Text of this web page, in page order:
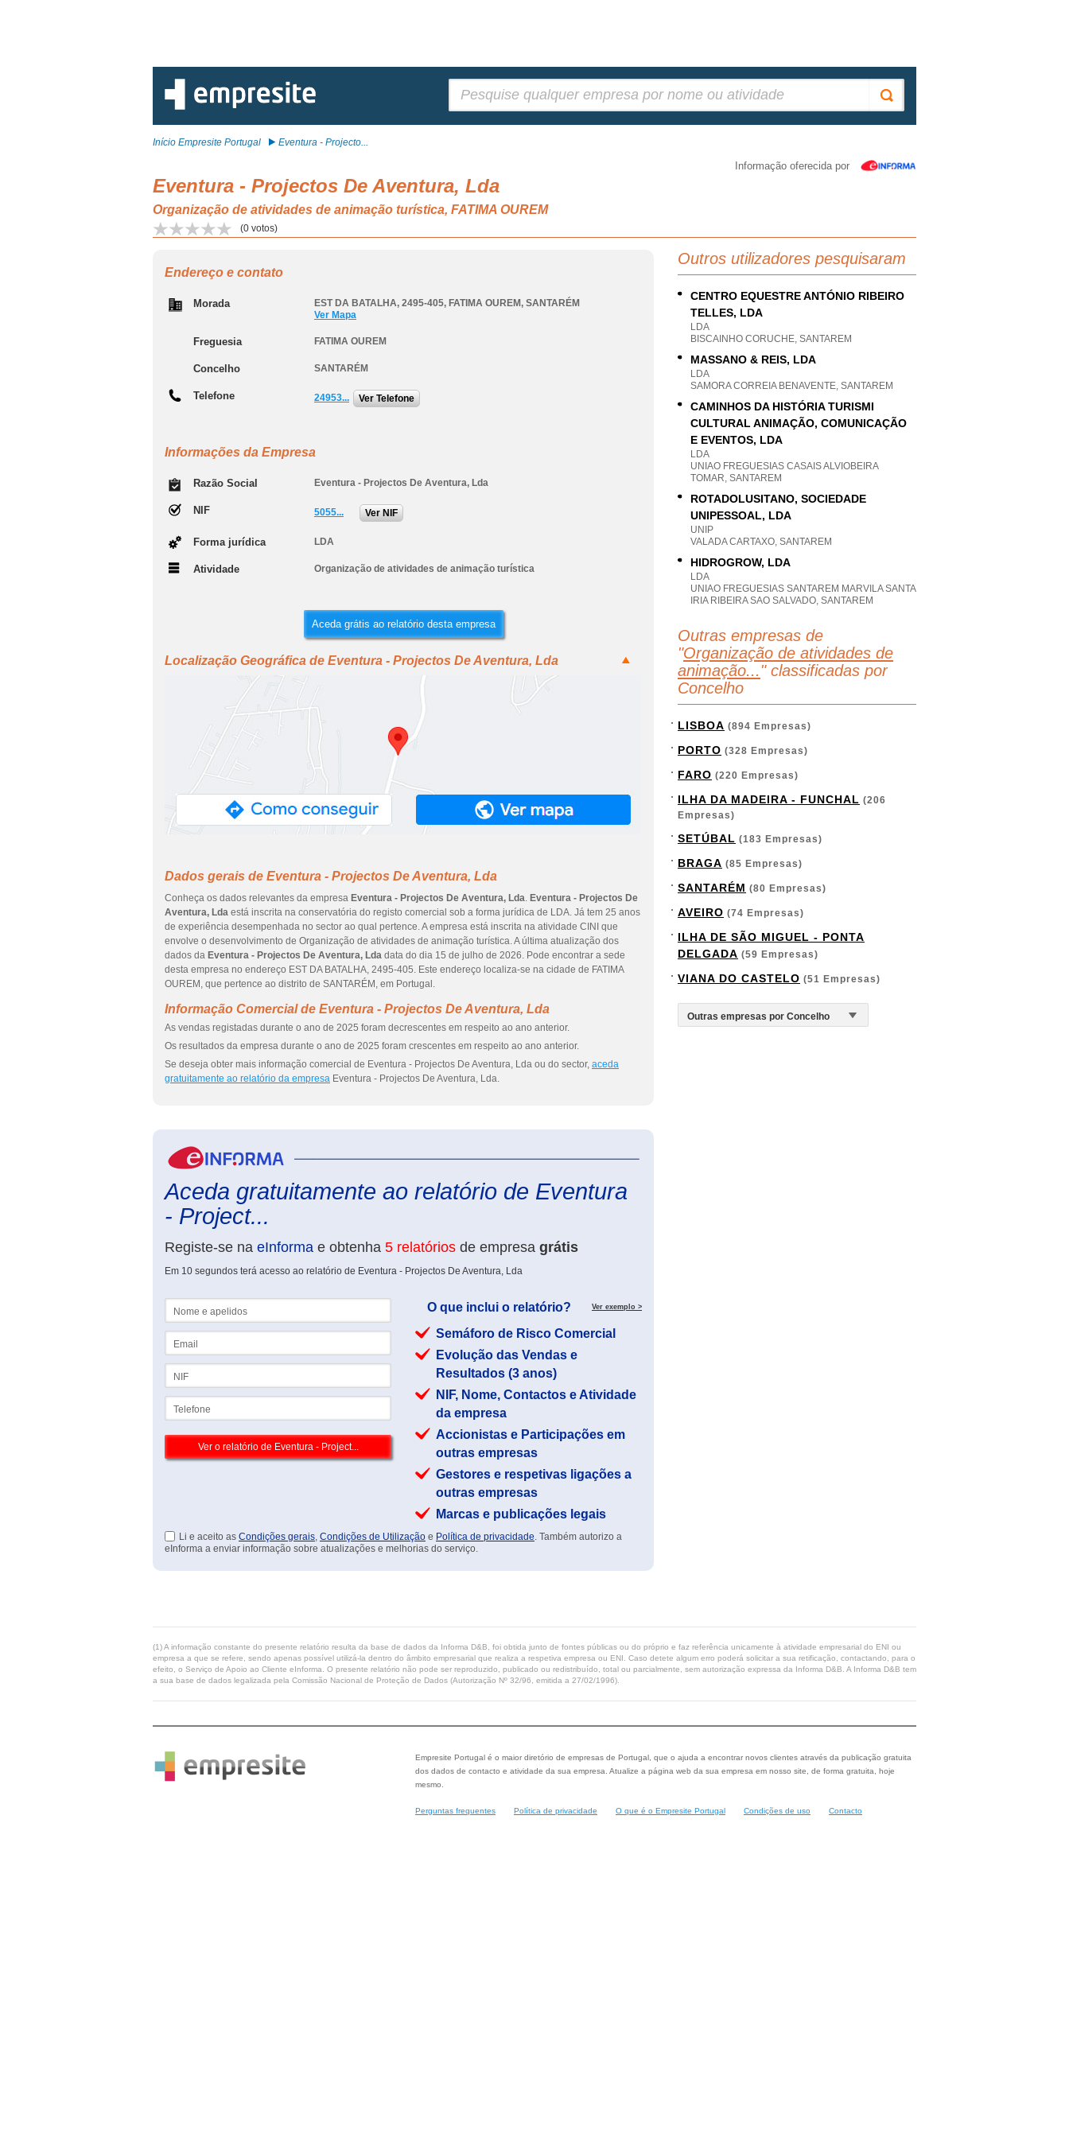
Início Empresite Portugal Eventura - Projecto...
Informação oferecida por
Eventura - Projectos De Aventura, Lda
Organização de atividades de animação turística, FATIMA OUREM
(0 votos)
Endereço e contato
Morada EST DA BATALHA, 2495-405, FATIMA OUREM , SANTARÉM
Ver Mapa
Freguesia FATIMA OUREM
Concelho SANTARÉM
Telefone 24953... Ver Telefone
Informações da Empresa
Razão Social Eventura - Projectos De Aventura, Lda
NIF 5055... Ver NIF
Forma jurídica LDA
Atividade Organização de atividades de animação turística
Aceda grátis ao relatório desta empresa
Localização Geográfica de Eventura - Projectos De Aventura, Lda
Dados gerais de Eventura - Projectos De Aventura, Lda
Conheça os dados relevantes da empresa Eventura - Projectos De Aventura, Lda. Eventura - Projectos De
Aventura, Lda está inscrita na conservatória do registo comercial sob a forma jurídica de LDA. Já tem 25 anos
de experiência desempenhada no sector ao qual pertence. A empresa está inscrita na atividade CINI que
envolve o desenvolvimento de Organização de atividades de animação turística. A última atualização dos
dados da Eventura - Projectos De Aventura, Lda data do dia 15 de julho de 2026. Pode encontrar a sede
desta empresa no endereço EST DA BATALHA, 2495-405. Este endereço localiza-se na cidade de FATIMA
OUREM, que pertence ao distrito de SANTARÉM, em Portugal.
Informação Comercial de Eventura - Projectos De Aventura, Lda
As vendas registadas durante o ano de 2025 foram decrescentes em respeito ao ano anterior.
Os resultados da empresa durante o ano de 2025 foram crescentes em respeito ao ano anterior.
Se deseja obter mais informação comercial de Eventura - Projectos De Aventura, Lda ou do sector, aceda
gratuitamente ao relatório da empresa Eventura - Projectos De Aventura, Lda.
Aceda gratuitamente ao relatório de Eventura
- Project...
Registe-se na eInforma e obtenha 5 relatórios de empresa grátis
Em 10 segundos terá acesso ao relatório de Eventura - Projectos De Aventura, Lda
O que inclui o relatório? Ver exemplo >
Semáforo de Risco Comercial
Evolução das Vendas e
Resultados (3 anos)
NIF, Nome, Contactos e Atividade
da empresa
Accionistas e Participações em
outras empresas
Gestores e respetivas ligações a
outras empresas
Marcas e publicações legais
Li e aceito as Condições gerais, Condições de Utilização e Política de privacidade. Também autorizo a
eInforma a enviar informação sobre atualizações e melhorias do serviço.
Outros utilizadores pesquisaram
CENTRO EQUESTRE ANTÓNIO RIBEIRO
TELLES, LDA
LDA
BISCAINHO CORUCHE, SANTAREM
MASSANO & REIS, LDA
LDA
SAMORA CORREIA BENAVENTE, SANTAREM
CAMINHOS DA HISTÓRIA TURISMI
CULTURAL ANIMAÇÃO, COMUNICAÇÃO
E EVENTOS, LDA
LDA
UNIAO FREGUESIAS CASAIS ALVIOBEIRA
TOMAR, SANTAREM
ROTADOLUSITANO, SOCIEDADE
UNIPESSOAL, LDA
UNIP
VALADA CARTAXO, SANTAREM
HIDROGROW, LDA
LDA
UNIAO FREGUESIAS SANTAREM MARVILA SANTA
IRIA RIBEIRA SAO SALVADO, SANTAREM
Outras empresas de
"Organização de atividades de
animação... " classificadas por
Concelho
LISBOA (894 Empresas)
PORTO (328 Empresas)
FARO (220 Empresas)
ILHA DA MADEIRA - FUNCHAL (206
Empresas)
SETÚBAL (183 Empresas)
BRAGA (85 Empresas)
SANTARÉM (80 Empresas)
AVEIRO (74 Empresas)
ILHA DE SÃO MIGUEL - PONTA
DELGADA (59 Empresas)
VIANA DO CASTELO (51 Empresas)
(1) A informação constante do presente relatório resulta da base de dados da Informa D&B, foi obtida junto de fontes públicas ou do próprio e faz referência unicamente à atividade empresarial do ENI ou
empresa a que se refere, sendo apenas possível utilizá-la dentro do âmbito empresarial que realiza a respetiva empresa ou ENI. Caso detete algum erro poderá solicitar a sua retificação, contactando, para o
efeito, o Serviço de Apoio ao Cliente eInforma. O presente relatório não pode ser reproduzido, publicado ou redistribuído, total ou parcialmente, sem autorização expressa da Informa D&B. A Informa D&B tem
a sua base de dados legalizada pela Comissão Nacional de Proteção de Dados (Autorização Nº 32/96, emitida a 27/02/1996).
Empresite Portugal é o maior diretório de empresas de Portugal, que o ajuda a encontrar novos clientes através da publicação gratuita
dos dados de contacto e atividade da sua empresa. Atualize a página web da sua empresa em nosso site, de forma gratuita, hoje
mesmo.
Perguntas frequentes Política de privacidade O que é o Empresite Portugal Condições de uso Contacto